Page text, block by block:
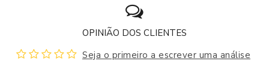
OPINIÃO DOS CLIENTES
Seja o primeiro a escrever uma análise